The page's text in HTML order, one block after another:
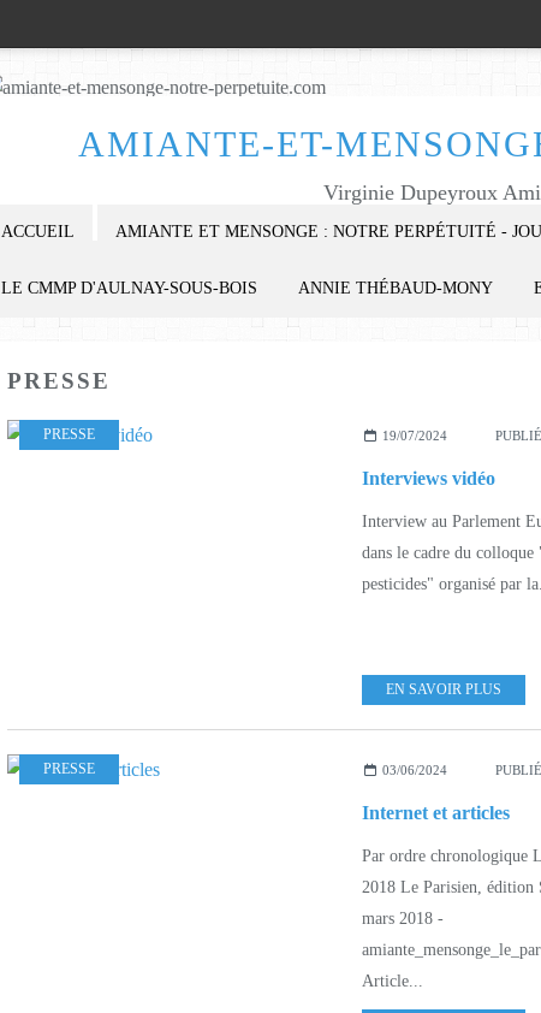
AMIANTE-ET-
Virginie Dupeyroux
ACCUEIL AMIANTE ET MENSONGE : NOTRE PERPÉTUITÉ -
LE CMMP D'AULNAY-SOUS-BOIS ANNIE THÉBAUD-MONY
PRESSE
PRESSE 19/07/2024
Interviews vidéo
Interview au Parlement
dans le cadre du
pesticides" organisé par
EN SAVOIR PLUS
PRESSE 03/06/2024
Internet et articles
Par ordre chronologique
2018 Le Parisien, édition
mars 2018 -
Article...